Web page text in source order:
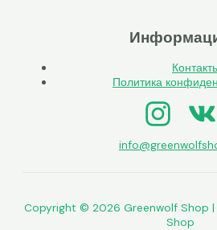
Политика
Copyright © 2026 Greenwolf Shop |
Shop